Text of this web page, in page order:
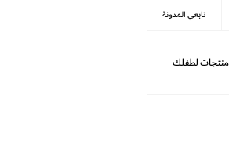
تابعي المدونة
منتجات لطفلك